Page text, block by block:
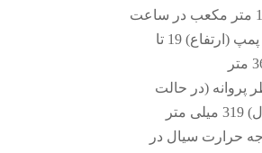
هد پمپ (ارتفاع) 19 تا
پروانه (در حالت
متر
حرارت سیال در